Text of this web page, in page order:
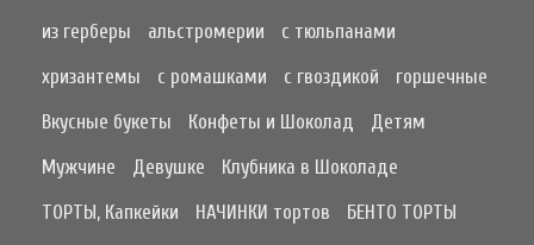
из герберы
альстромерии
с тюльпанами
хризантемы
с ромашками с гвоздикой
горшечные
Вкусные букеты
Конфеты и Шоколад
Детям
Мужчине
Девушке
Клубника в Шоколаде
ТОРТЫ, Капкейки
НАЧИНКИ тортов
БЕНТО ТОРТЫ